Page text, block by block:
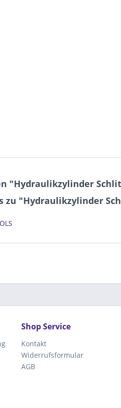
"Hydraulikzylinder
Shop Service
Kontakt
Widerrufsformular
AGB